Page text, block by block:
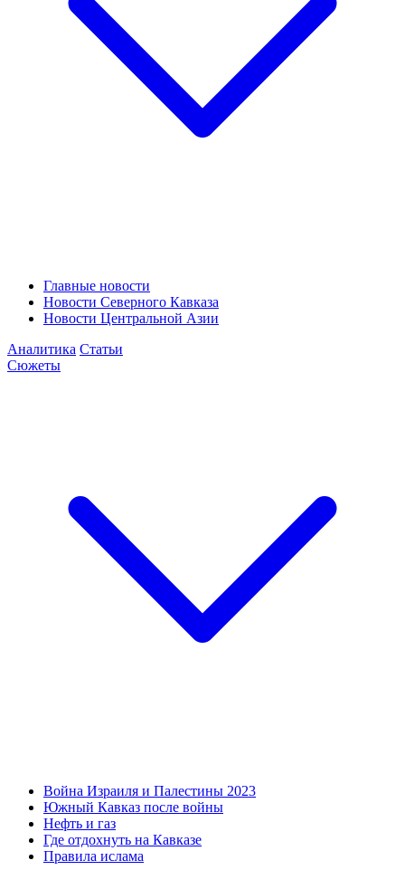
Главные новости
Новости Северного Кавказа
Новости Центральной Азии
Аналитика Статьи
Сюжеты
Война Израиля и Палестины 2023
Южный Кавказ после войны
Нефть и газ
Где отдохнуть на Кавказе
Правила ислама